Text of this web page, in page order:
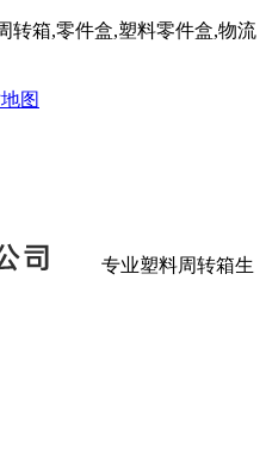
转箱,零件盒,塑料零件盒,物流
图
专业塑料周转箱生